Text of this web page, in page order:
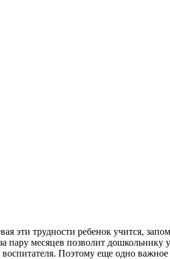
эти трудности ребенок учится,
пару месяцев позволит дошкольнику
Поэтому еще одно